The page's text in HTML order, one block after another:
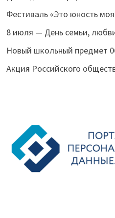
Фестиваль «Это юность
8 июля — День семьи,
Новый школьный предмет
Акция Российского